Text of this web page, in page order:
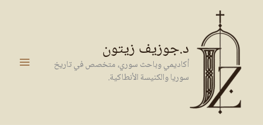
المحتوى
د.جوزيف زيتون
أكاديمي وباحث سوري، متخصص في تاريخ
سوريا والكنيسة الأنطاكية.